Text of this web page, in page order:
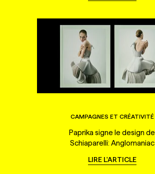
CAMPAGNES ET CRÉATIVITÉ
Paprika signe le design de
Schiaparelli: Anglomaniac
LIRE L'ARTICLE